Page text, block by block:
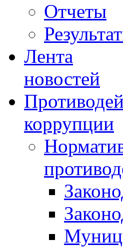
Отчеты
Лента
новостей
коррупции